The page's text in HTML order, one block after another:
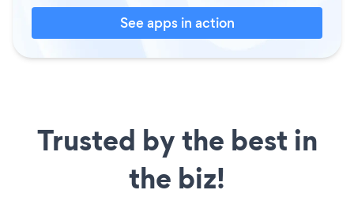
See apps in action
Trusted by the best in
the biz!